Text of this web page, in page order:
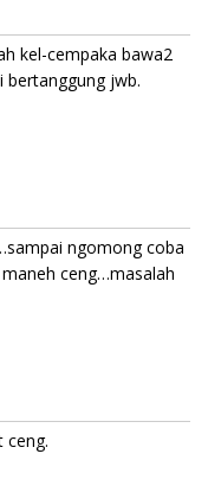
kel-cempaka bawa2
bertanggung jwb.
ngomong coba
ceng…masalah
ceng.